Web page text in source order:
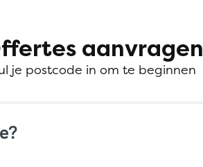
aanvragen
je postcode in om te beginnen